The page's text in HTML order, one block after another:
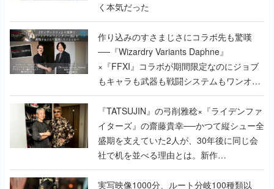
く本気だった
作り込みのすさまじさにコラボ先も驚嘆
──『Wizardry Variants Daphne』
×『FFXI』コラボが期間限定なのにジョブ
もキャラも武器も戦闘システムもワンオフ
で作り込まれた理由を両ディレクターに聞
く
『TATSUJIN』の弓削雅稔×『ライデンファ
イターズ』の齋藤貴幸──かつて縦シュー全
盛期を支えていた2人が、30年後に同じ会
社で机を並べる理由とは。新作
『TATSUJIN EXTREME』で初タッグを組
んだレジェンド2人に訊く開発秘話
実写映像1000分、ルート分岐100種類以